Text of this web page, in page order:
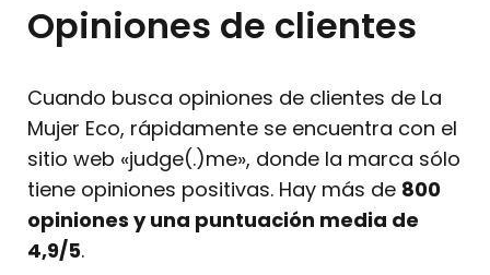
Opiniones de clientes
Cuando busca opiniones de clientes de La
Mujer Eco, rápidamente se encuentra con el
sitio web «judge(.)me», donde la marca sólo
tiene opiniones positivas. Hay más de 800
opiniones y una puntuación media de
4,9/5.